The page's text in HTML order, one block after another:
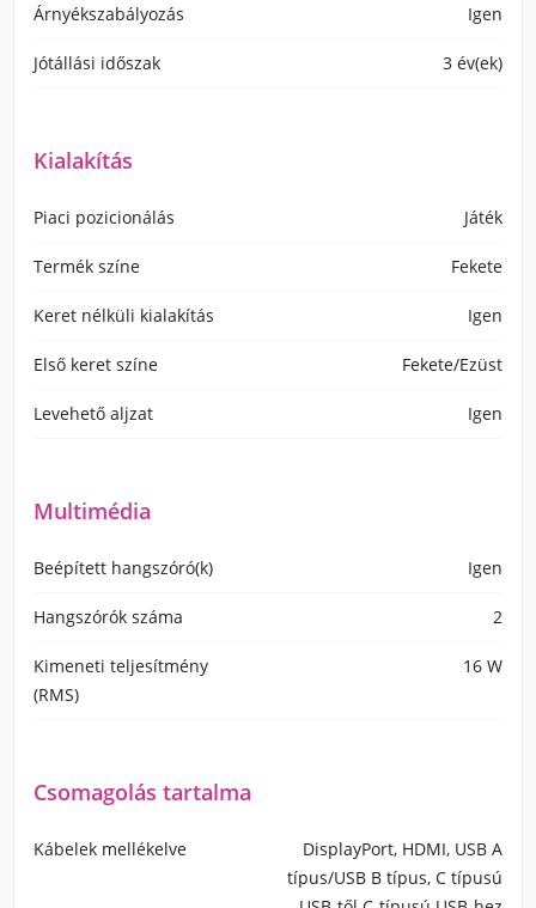
Árnyékszabályozás Igen
Jótállási időszak 3 év(ek)
Kialakítás
Piaci pozicionálás Játék
Termék színe Fekete
Keret nélküli kialakítás Igen
Első keret színe Fekete/Ezüst
Levehető aljzat Igen
Multimédia
Beépített hangszóró(k) Igen
Hangszórók száma 2
Kimeneti teljesítmény
(RMS)
16 W
Csomagolás tartalma
Kábelek mellékelve
DisplayPort, HDMI, USB A
típus/USB B típus, C típusú